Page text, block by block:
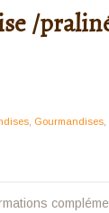
/
, Gourmandises,